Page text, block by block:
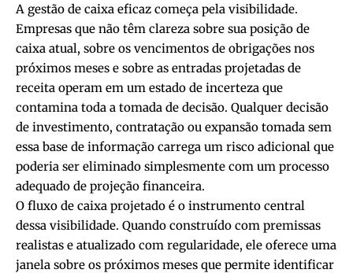
A gestão de caixa eficaz começa pela visibilidade.
Empresas que não têm clareza sobre sua posição de
caixa atual, sobre os vencimentos de obrigações nos
próximos meses e sobre as entradas projetadas de
receita operam em um estado de incerteza que
contamina toda a tomada de decisão. Qualquer decisão
de investimento, contratação ou expansão tomada sem
essa base de informação carrega um risco adicional que
poderia ser eliminado simplesmente com um processo
adequado de projeção financeira.
O fluxo de caixa projetado é o instrumento central
dessa visibilidade. Quando construído com premissas
realistas e atualizado com regularidade, ele oferece uma
janela sobre os próximos meses que permite identificar